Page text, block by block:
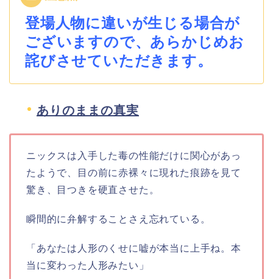
登場人物に違いが生じる場合が
ございますので、あらかじめお
詫びさせていただきます。
ありのままの真実
ニックスは入手した毒の性能だけに関心があっ
たようで、目の前に赤裸々に現れた痕跡を見て
驚き、目つきを硬直させた。
瞬間的に弁解することさえ忘れている。
「あなたは人形のくせに嘘が本当に上手ね。本
当に変わった人形みたい」